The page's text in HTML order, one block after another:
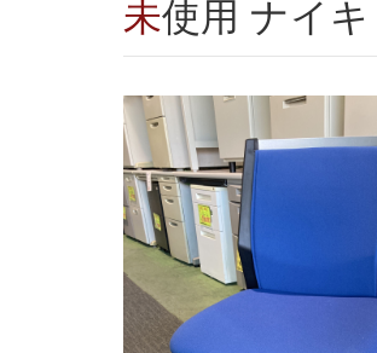
未使用 ナイ